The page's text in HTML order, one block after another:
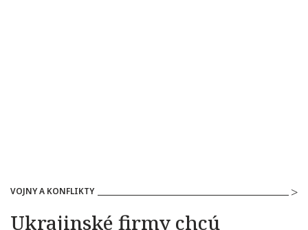
VOJNY A KONFLIKTY
Ukrajinské firmy chcú